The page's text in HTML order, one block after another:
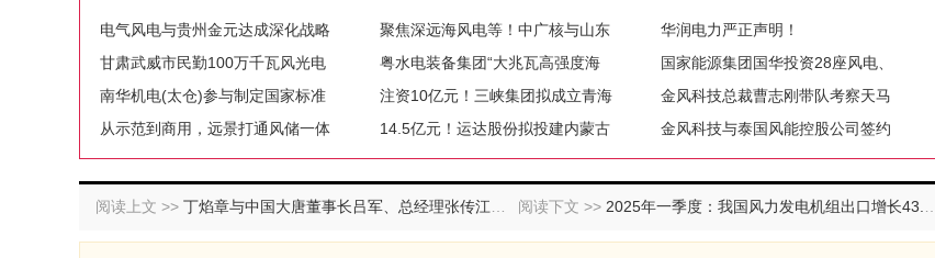
电气风电与贵州金元达成深化战略 聚焦深远海风电等！中广核与山东
华润电力严正声明！
甘肃武威市民勤100万千瓦风光电
粤水电装备集团“大兆瓦高强度海
国家能源集团国华投资28座风电、
南华机电(太仓)参与制定国家标准
注资10亿元！三峡集团拟成立青海
金风科技总裁曹志刚带队考察天马
从示范到商用，远景打通风储一体
14.5亿元！运达股份拟投建内蒙古 金风科技与泰国风能控股公司签约
阅读上文 >> 丁焰章与中国大唐董事长吕军、总经理张传江会谈 阅读下文 >> 2025年一季度：我国风力发电机组出口增长43.2%